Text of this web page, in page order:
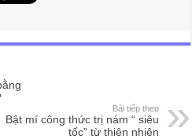
Bài tiếp theo
Bật mí công thức trị nám “ siêu
tốc” từ thiên nhiên